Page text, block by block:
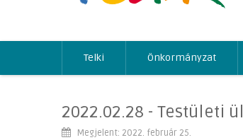
Telki Önkormányzat
2022.02.28 - Testületi
Megjelent: 2022. február 25.